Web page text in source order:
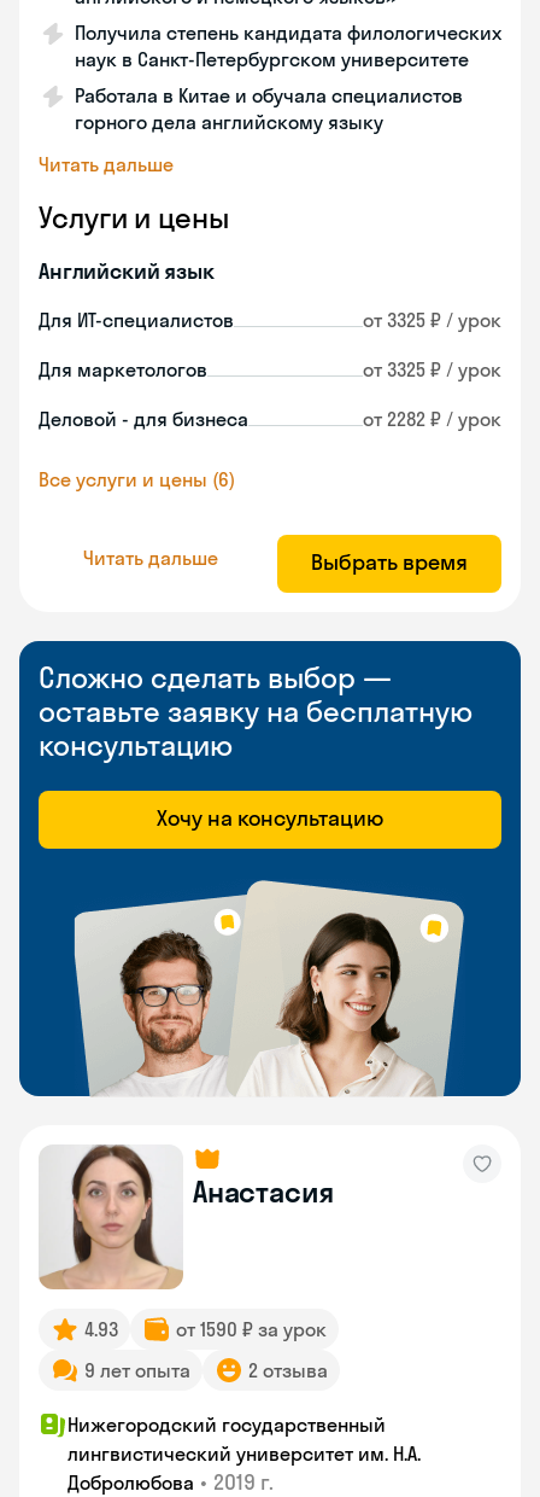
Получила степень кандидата филологических
наук в Санкт-Петербургском университете
Работала в Китае и обучала специалистов
горного дела английскому языку
Читать дальше
Услуги и цены
Английский язык
Для ИТ-специалистов от 3325 ₽ / урок
Для маркетологов от 3325 ₽ / урок
Деловой - для бизнеса от 2282 ₽ / урок
Все услуги и цены (6)
Читать дальше Выбрать время
Сложно сделать выбор —
оставьте заявку на бесплатную
консультацию
Хочу на консультацию
Анастасия
4.93
от 1590 ₽ за урок
9 лет опыта
2 отзыва
Нижегородский государственный
лингвистический университет им. Н.А.
Добролюбова • 2019 г.